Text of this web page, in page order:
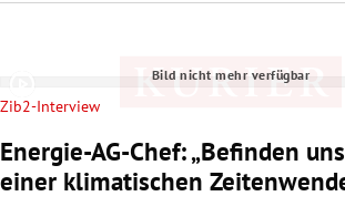
Bild nicht mehr verfügbar
Zib2-Interview
Energie-AG-Chef: „Befinden
einer klimatischen